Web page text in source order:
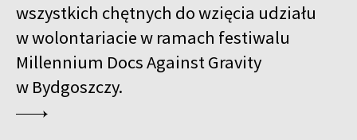
wszystkich chętnych do wzięcia udziału
w wolontariacie w ramach festiwalu
Millennium Docs Against Gravity
w Bydgoszczy.